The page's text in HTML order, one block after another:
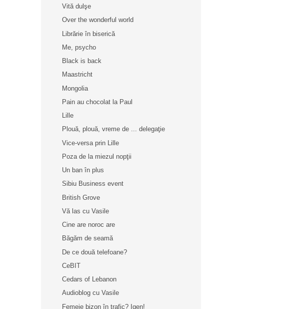
Vită dulşe
Over the wonderful world
Librărie în biserică
Me, psycho
Black is back
Maastricht
Mongolia
Pain au chocolat la Paul
Lille
Plouă, plouă, vreme de ... delegaţie
Vice-versa prin Lille
Poza de la miezul nopţii
Un ban în plus
Sibiu Business event
British Grove
Vă las cu Vasile
Cine are noroc are
Băgăm de seamă
De ce două telefoane?
CeBIT
Cedars of Lebanon
Audioblog cu Vasile
Femeie bizon în trafic? Igen!